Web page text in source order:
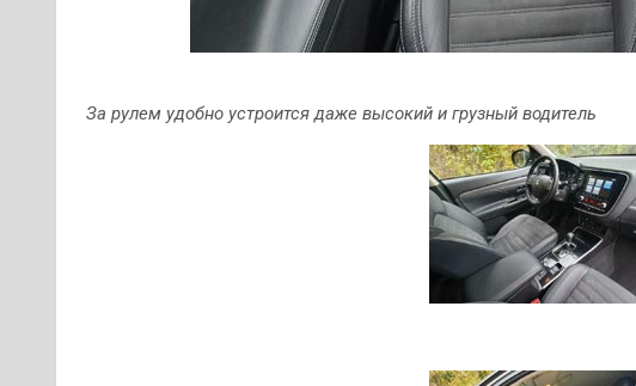
За рулем удобно устроится даже высокий и грузный водитель